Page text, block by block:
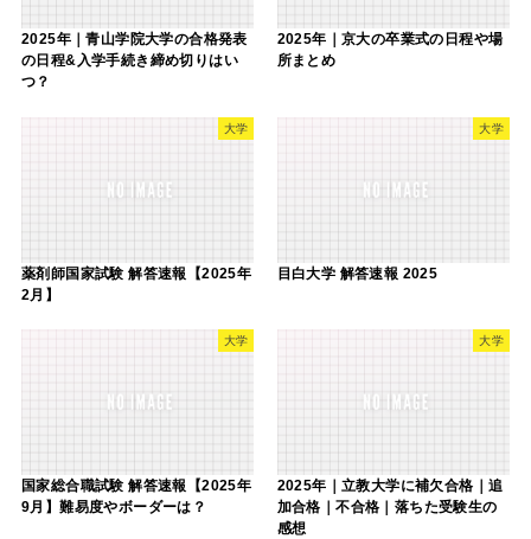
2025年｜青山学院大学の合格発表
の日程&入学手続き締め切りはい
つ？
2025年｜京大の卒業式の日程や場
所まとめ
大学
薬剤師国家試験 解答速報【2025年
2月】
大学
目白大学 解答速報 2025
大学
国家総合職試験 解答速報【2025年
9月】難易度やボーダーは？
大学
2025年｜立教大学に補欠合格｜追
加合格｜不合格｜落ちた受験生の
感想